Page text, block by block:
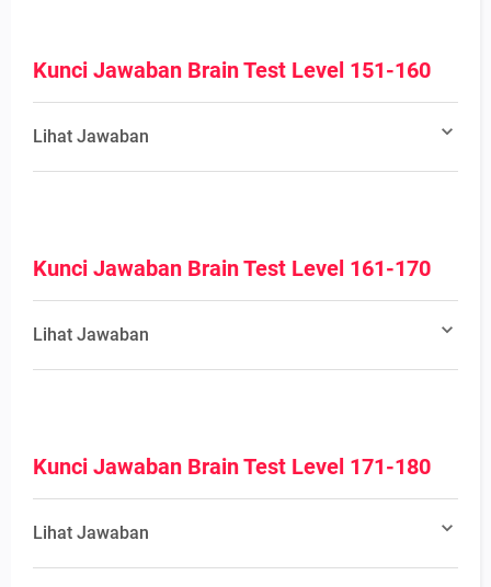
Kunci Jawaban Brain Test Level 151-160
Lihat Jawaban
Kunci Jawaban Brain Test Level 161-170
Lihat Jawaban
Kunci Jawaban Brain Test Level 171-180
Lihat Jawaban